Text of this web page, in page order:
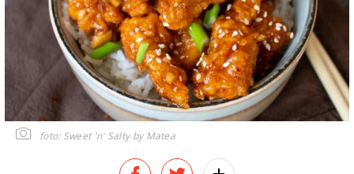
foto: Sweet 'n' Salty by Matea